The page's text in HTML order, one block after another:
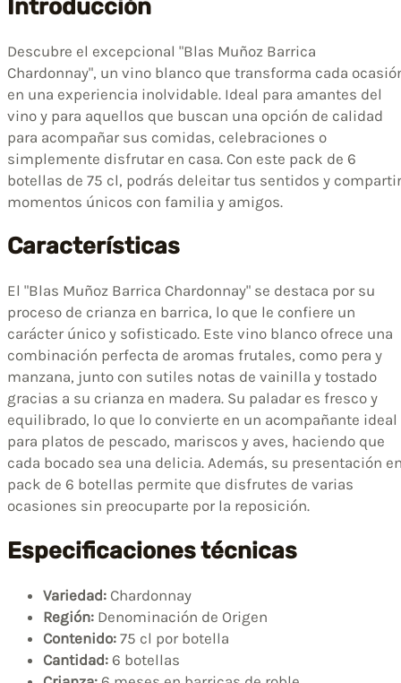
Introducción
Descubre el excepcional "Blas Muñoz Barrica
Chardonnay", un vino blanco que transforma cada
en una experiencia inolvidable. Ideal para amantes del
vino y para aquellos que buscan una opción de calidad
para acompañar sus comidas, celebraciones o
simplemente disfrutar en casa. Con este pack de 6
botellas de 75 cl, podrás deleitar tus sentidos y compartir
momentos únicos con familia y amigos.
Características
El "Blas Muñoz Barrica Chardonnay" se destaca por su
proceso de crianza en barrica, lo que le confiere un
carácter único y sofisticado. Este vino blanco ofrece una
combinación perfecta de aromas frutales, como pera y
manzana, junto con sutiles notas de vainilla y tostado
gracias a su crianza en madera. Su paladar es fresco y
equilibrado, lo que lo convierte en un acompañante ideal
para platos de pescado, mariscos y aves, haciendo que
cada bocado sea una delicia. Además, su presentación
pack de 6 botellas permite que disfrutes de varias
ocasiones sin preocuparte por la reposición.
Especificaciones técnicas
Variedad: Chardonnay
Región: Denominación de Origen
Contenido: 75 cl por botella
Cantidad: 6 botellas